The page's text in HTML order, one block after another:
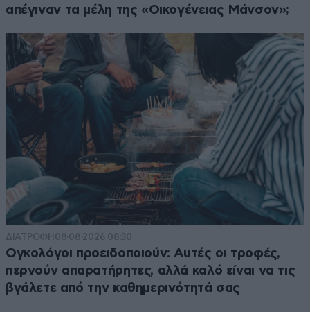
απέγιναν τα μέλη της «Οικογένειας Μάνσον»;
ΔΙΑΤΡΟΦΗ 08·08·2026 08:30
Ογκολόγοι προειδοποιούν: Αυτές οι τροφές,
περνούν απαρατήρητες, αλλά καλό είναι να τις
βγάλετε από την καθημερινότητά σας